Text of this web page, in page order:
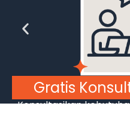
Desain Unik &
Dapatkan desain